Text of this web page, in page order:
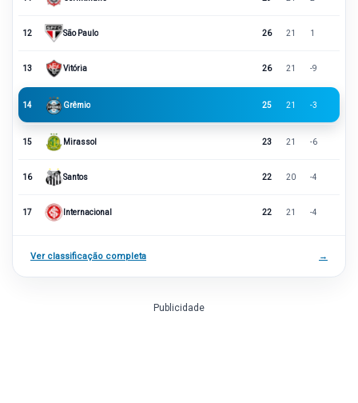
12 São Paulo 26 21 1
13 Vitória 26 21 -9
14 Grêmio 25 21 -3
15 Mirassol 23 21 -6
16 Santos 22 20 -4
17 Internacional 22 21 -4
Ver classificação completa →
Publicidade